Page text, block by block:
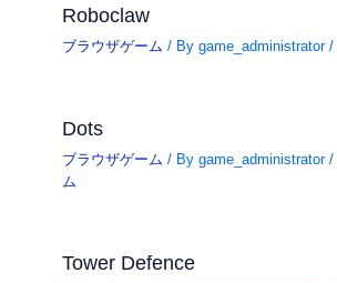
Roboclaw
ブラウザゲーム / Bygame_administrator
Dots
ブラウザゲーム / Bygame_administrator/
ム
Tower Defence